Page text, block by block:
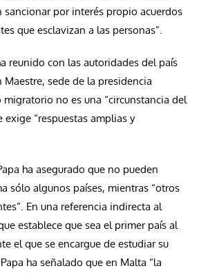
por interés propio acuerdos
que esclavizan a las personas”.
reunido con las autoridades del país
sede de la presidencia
no es una “circunstancia del
“respuestas amplias y
ha asegurado que no pueden
sólo algunos países, mientras “otros
En una referencia indirecta al
establece que sea el primer país al
el que se encargue de estudiar su
ha señalado que en Malta “la